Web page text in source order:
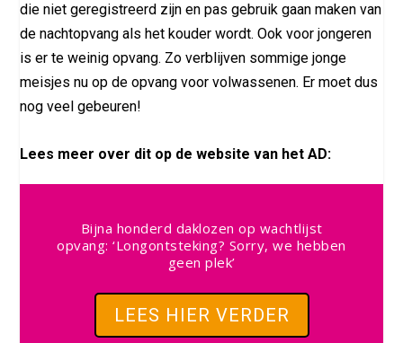
die niet geregistreerd zijn en pas gebruik gaan maken van
de nachtopvang als het kouder wordt. Ook voor jongeren
is er te weinig opvang. Zo verblijven sommige jonge
meisjes nu op de opvang voor volwassenen. Er moet dus
nog veel gebeuren!
Lees meer over dit op de website van het AD:
Bijna honderd daklozen op wachtlijst
opvang: ‘Longontsteking? Sorry, we hebben
geen plek’
LEES HIER VERDER